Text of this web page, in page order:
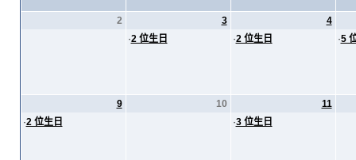
2
3
·2 位生日
4
·2 位生日 ·5
9
·2 位生日
10
11
·3 位生日